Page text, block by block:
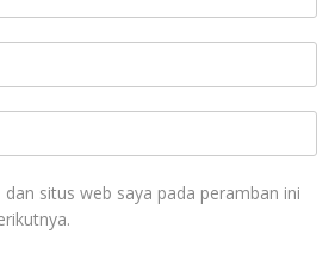
situs web saya pada peramban ini